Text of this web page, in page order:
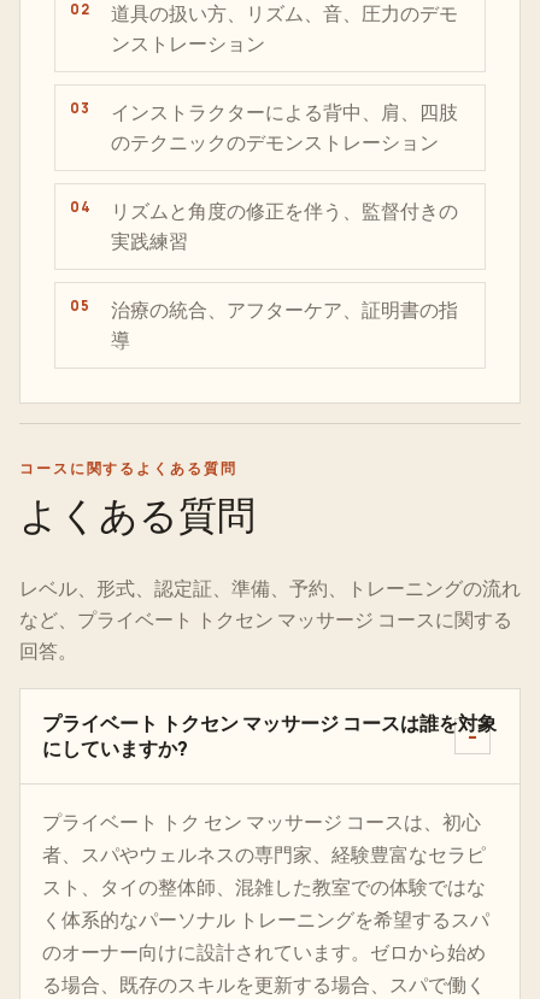
道具の扱い方、リズム、音、圧力のデモ
ンストレーション
インストラクターによる背中、肩、四肢
のテクニックのデモンストレーション
リズムと角度の修正を伴う、監督付きの
実践練習
治療の統合、アフターケア、証明書の指
導
コースに関するよくある質問
よくある質問
レベル、形式、認定証、準備、予約、トレーニングの流れ
など、プライベート トクセン マッサージ コースに関する
回答。
プライベート トクセン マッサージ コースは誰を対象
にしていますか?
プライベート トク セン マッサージ コースは、初心
者、スパやウェルネスの専門家、経験豊富なセラピ
スト、タイの整体師、混雑した教室での体験ではな
く体系的なパーソナル トレーニングを希望するスパ
のオーナー向けに設計されています。ゼロから始め
る場合、既存のスキルを更新する場合、スパで働く